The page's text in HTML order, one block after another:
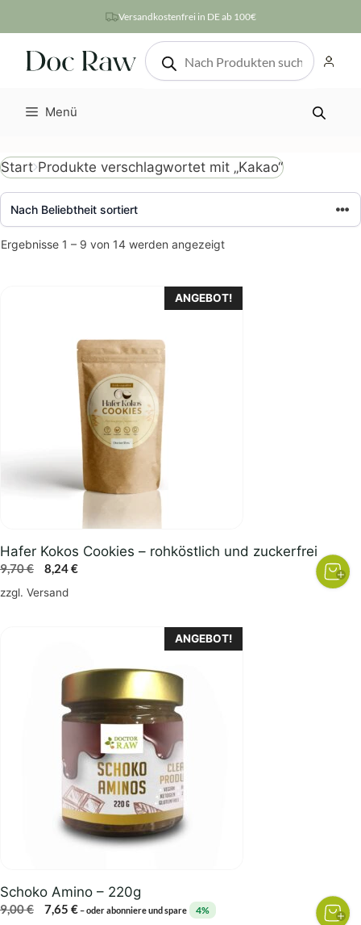
Inhalt
springen
Versandkostenfrei in DE ab 100€
Products
search
Menü
Start Produkte verschlagwortet mit „Kakao“
Ergebnisse 1 – 9 von 14 werden angezeigtNach
ANGEBOT!
Hafer Kokos Cookies – rohköstlich und zuckerfrei
9,70€
Ursprünglicher
Preis
8,24€Aktueller
zzgl. Versand
ANGEBOT!
Schoko Amino – 220g
9,00€
Ursprünglicher
7,65 €Aktueller
–oder abonniere und spare 4%